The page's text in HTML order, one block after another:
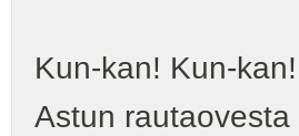
Kun-kan! Kun-
Astun rautaovesta